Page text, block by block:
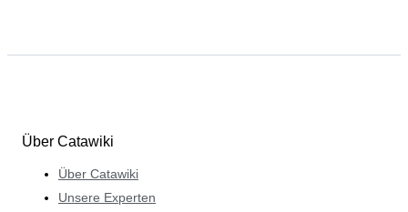
Über Catawiki
Über Catawiki
Unsere Experten